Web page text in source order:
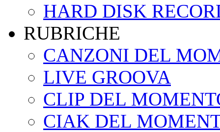
HARD DISK
RUBRICHE
CANZONI DEL
LIVE GROOVA
CLIP DEL
CIAK DEL